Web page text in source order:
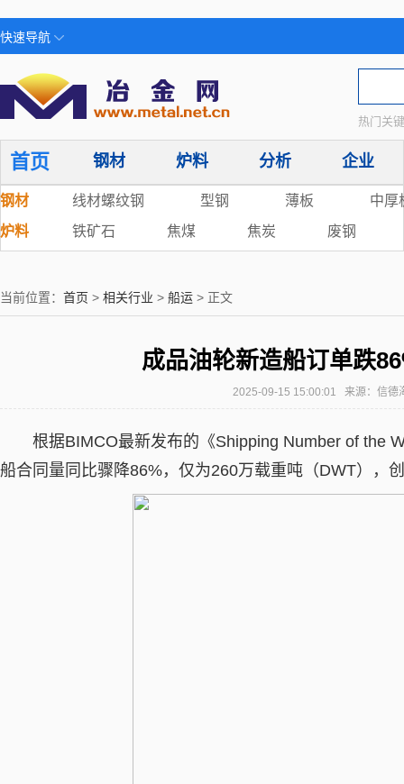
快速导航
热门关
首页 钢材 炉料 分析 企业
钢材 线材螺纹钢 型钢 薄板
中厚
炉料
铁矿石 焦煤 焦炭 废钢
当前位置： 首页 > 相关行业 > 船运 > 正文
成品油轮新造船订单跌
2025-09-15 15:00:01 来源：信
根据BIMCO最新发布的《Shipping Number of the
船合同量同比骤降86%，仅为260万载重吨（DWT），